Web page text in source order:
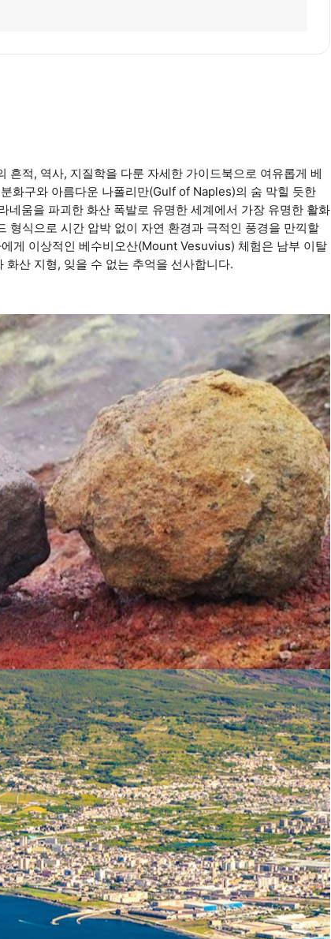
흔적, 역사, 지질학을 다룬 자세한 가이드북으로 여유롭게 베
화구와 아름다운 나폴리만(Gulf of Naples)의 숨 막힐 듯한
움을 파괴한 화산 폭발로 유명한 세계에서 가장 유명한 활화
형식으로 시간 압박 없이 자연 환경과 극적인 풍경을 만끽할
게 이상적인 베수비오산(Mount Vesuvius) 체험은 남부 이탈
산 지형, 잊을 수 없는 추억을 선사합니다.